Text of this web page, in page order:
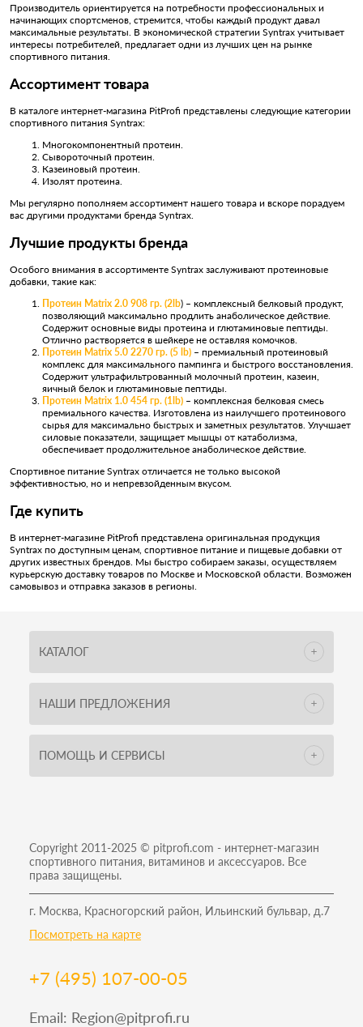
Производитель ориентируется на потребности профессиональных и
начинающих спортсменов, стремится, чтобы каждый продукт давал
максимальные результаты. В экономической стратегии Syntrax учитывает
интересы потребителей, предлагает одни из лучших цен на рынке
спортивного питания.
Ассортимент товара
В каталоге интернет-магазина PitProfi представлены следующие категории
спортивного питания Syntrax:
Многокомпонентный протеин.
Сывороточный протеин.
Казеиновый протеин.
Изолят протеина.
Мы регулярно пополняем ассортимент нашего товара и вскоре порадуем
вас другими продуктами бренда Syntrax.
Лучшие продукты бренда
Особого внимания в ассортименте Syntrax заслуживают протеиновые
добавки, такие как:
Протеин Matrix 2.0 908 гр. (2lb) – комплексный белковый продукт,
позволяющий максимально продлить анаболическое действие.
Содержит основные виды протеина и глютаминовые пептиды.
Отлично растворяется в шейкере не оставляя комочков.
Протеин Matrix 5.0 2270 гр. (5 lb) – премиальный протеиновый
комплекс для максимального пампинга и быстрого восстановления.
Содержит ультрафильтрованный молочный протеин, казеин,
яичный белок и глютаминовые пептиды.
Протеин Matrix 1.0 454 гр. (1lb) – комплексная белковая смесь
премиального качества. Изготовлена из наилучшего протеинового
сырья для максимально быстрых и заметных результатов. Улучшает
силовые показатели, защищает мышцы от катаболизма,
обеспечивает продолжительное анаболическое действие.
Спортивное питание Syntrax отличается не только высокой
эффективностью, но и непревзойденным вкусом.
Где купить
В интернет-магазине PitProfi представлена оригинальная продукция
Syntrax по доступным ценам, спортивное питание и пищевые добавки от
других известных брендов. Мы быстро собираем заказы, осуществляем
курьерскую доставку товаров по Москве и Московской области. Возможен
самовывоз и отправка заказов в регионы.
КАТАЛОГ
НАШИ ПРЕДЛОЖЕНИЯ
ПОМОЩЬ И СЕРВИСЫ
Copyright 2011-2025 © pitprofi.com - интернет-магазин
спортивного питания, витаминов и аксессуаров. Все
права защищены.
г. Москва, Красногорский район, Ильинский бульвар, д.7
Посмотреть на карте
+7 (495) 107-00-05
Email: Region@pitprofi.ru